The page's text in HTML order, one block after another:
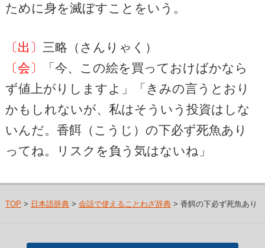
ために身を滅ぼすことをいう。
〔出〕 三略（さんりゃく）
〔会〕
「今、この絵を買っておけばかなら
ず値上がりしますよ」「きみの言うとおり
かもしれないが、私はそういう投資はしな
いんだ。香餌（こうじ）の下必ず死魚あり
ってね。リスクを負う気はないね」
TOP > 日本語辞典> 会話で使えることわざ辞典> 香餌の下必ず死魚あり